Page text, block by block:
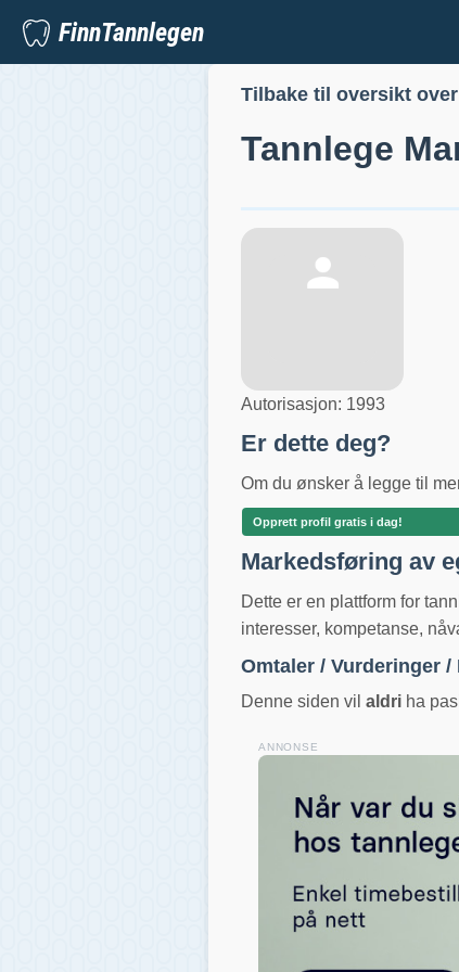
FinnTannlegen
Tilbake til oversikt
Tannlege
Autorisasjon: 1993
Er dette deg?
Om du ønsker å legge til
Opprett profil gratis i dag!
Markedsføring av
Dette er en plattform for
interesser, kompetanse,
Omtaler / Vurderinger /
Denne siden vil aldri ha
ANNONSE